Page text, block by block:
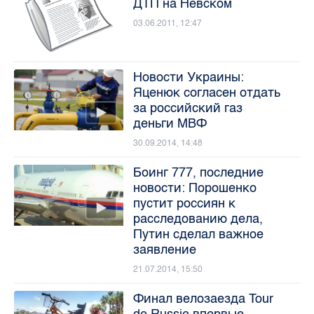
ДТП на Невском
03.06.2011, 12:47
Новости Украины:
Яценюк согласен отдать
за российский газ
деньги МВФ
30.09.2014, 14:48
Боинг 777, последние
новости: Порошенко
пустит россиян к
расследованию дела,
Путин сделал важное
заявление
21.07.2014, 15:50
Финал велозаезда Tour